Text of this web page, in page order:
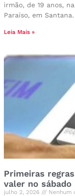
irmão, de 19 anos,
Paraíso, em
Leia Mais »
Primeiras
valer no sábado
julho 2, 2026 Nenhum